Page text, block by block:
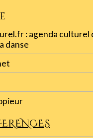
: agenda culturel
danse